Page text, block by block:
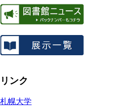
リンク
札幌大学